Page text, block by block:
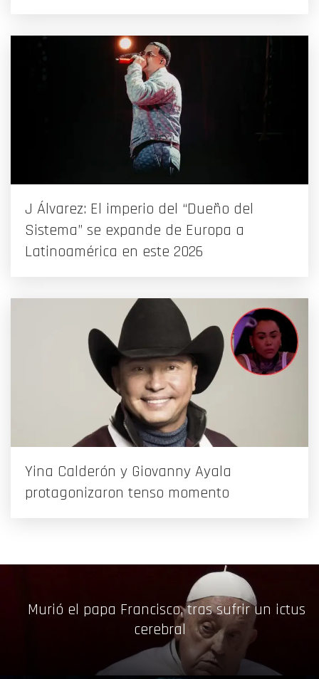
J Álvarez: El imperio del “Dueño del
Sistema” se expande de Europa a
Latinoamérica en este 2026
Yina Calderón y Giovanny Ayala
protagonizaron tenso momento
Murió el papa Francisco, tras sufrir un ictus
cerebral